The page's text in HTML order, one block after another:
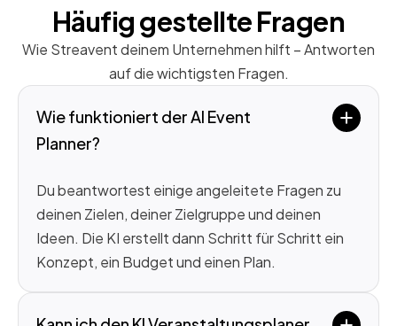
Häufig gestellte Fragen
Wie Streavent deinem Unternehmen hilft – Antworten
auf die wichtigsten Fragen.
Wie funktioniert der AI Event
Planner?
Du beantwortest einige angeleitete Fragen zu
deinen Zielen, deiner Zielgruppe und deinen
Ideen. Die KI erstellt dann Schritt für Schritt ein
Konzept, ein Budget und einen Plan.